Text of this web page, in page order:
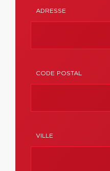
ADRESSE
CODE POSTAL
VILLE